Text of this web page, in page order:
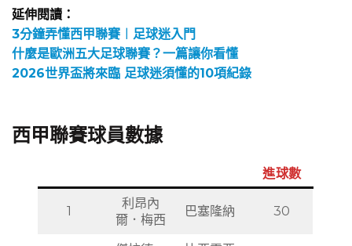
延伸閱讀：
3分鐘弄懂西甲聯賽︱足球迷入門
什麼是歐洲五大足球聯賽？一篇讓你看懂
2026世界盃將來臨 足球迷須懂的10項紀錄
西甲聯賽球員數據
進球數
1
利昂內
爾．梅西
巴塞隆納 30